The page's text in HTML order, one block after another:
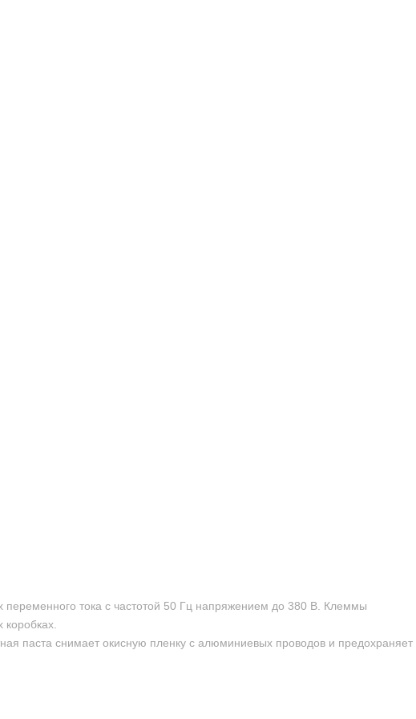
переменного тока с частотой 50 Гц напряжением до 380 В. Клеммы
паста снимает окисную пленку с алюминиевых проводов и предохраняет